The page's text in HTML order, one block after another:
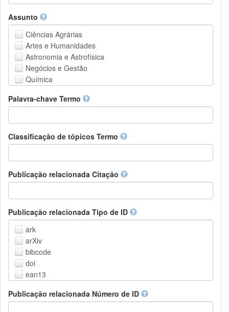
Assunto
Ciências Agrárias
Artes e Humanidades
Astronomia e Astrofísica
Negócios e Gestão
Química
Ciências da Terra e do meio ambiente
Direito
Ciências matemáticas
Medicina, Saúde e Ciências da Vida
Ciências Sociais
Outros
Palavra-chave Termo
Classificação de tópicos Termo
Publicação relacionada Citação
Publicação relacionada Tipo de ID
ark
arXiv
bibcode
doi
ean13
handle
Publicação relacionada Número de ID